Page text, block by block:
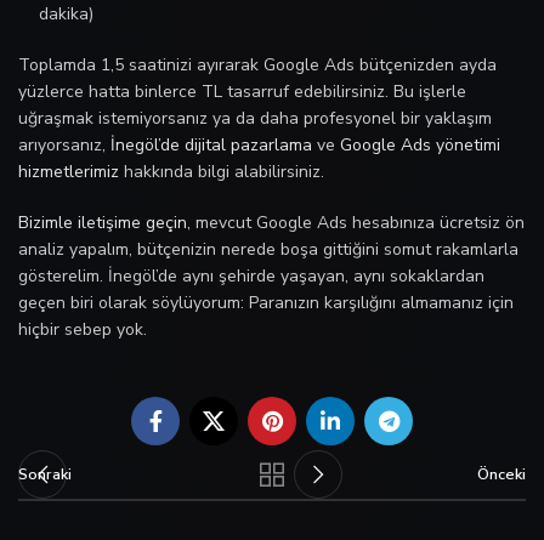
dakika)
Toplamda 1,5 saatinizi ayırarak Google Ads bütçenizden ayda
yüzlerce hatta binlerce TL tasarruf edebilirsiniz. Bu işlerle
uğraşmak istemiyorsanız ya da daha profesyonel bir yaklaşım
arıyorsanız, İnegöl’de dijital pazarlama ve Google Ads yönetimi
hizmetlerimiz hakkında bilgi alabilirsiniz.
Bizimle iletişime geçin, mevcut Google Ads hesabınıza ücretsiz ön
analiz yapalım, bütçenizin nerede boşa gittiğini somut rakamlarla
gösterelim. İnegöl’de aynı şehirde yaşayan, aynı sokaklardan
geçen biri olarak söylüyorum: Paranızın karşılığını almamanız için
hiçbir sebep yok.
Sonraki Önceki